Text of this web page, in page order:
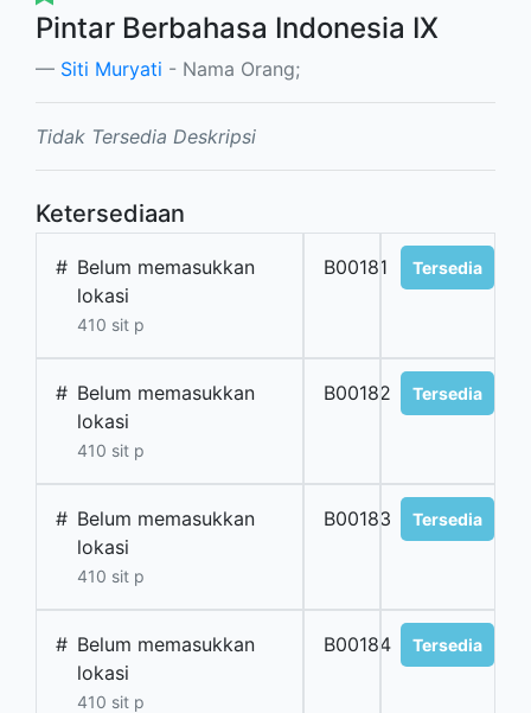
Pintar Berbahasa Indonesia IX
Siti Muryati - Nama Orang;
Tidak Tersedia Deskripsi
Ketersediaan
# Belum memasukkan
lokasi
410 sit p
B00181 Tersedia
# Belum memasukkan
lokasi
410 sit p
B00182 Tersedia
# Belum memasukkan
lokasi
410 sit p
B00183 Tersedia
# Belum memasukkan
lokasi
410 sit p
B00184 Tersedia